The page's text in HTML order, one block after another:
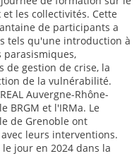
les collectivités. Cette
de participants a
tels qu'une introduction à
parasismiques,
de gestion de crise, la
de la vulnérabilité.
Auvergne-Rhône-
BRGM et l'IRMa. Le
de Grenoble ont
leurs interventions.
jour en 2024 dans la